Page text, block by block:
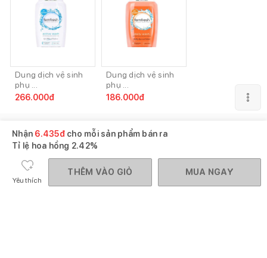
Dung dịch vệ sinh
phụ ...
266.000đ
Dung dịch vệ sinh
phụ ...
186.000đ
Gợi ý mua cùng
Nhận 6.435đcho mỗi sản phẩm bán ra
Tỉ lệ hoa hồng 2.42%
Yêu thích
THÊM VÀO GIỎ MUA NGAY